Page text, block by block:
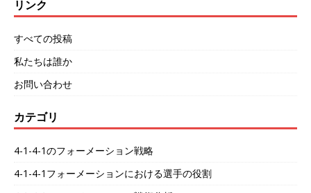
リンク
すべての投稿
私たちは誰か
お問い合わせ
カテゴリ
4-1-4-1のフォーメーション戦略
4-1-4-1フォーメーションにおける選手の役割